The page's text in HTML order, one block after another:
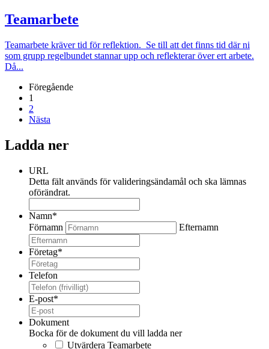
Teamarbete
Teamarbete kräver tid för reflektion. Se till att det finns tid där ni
som grupp regelbundet stannar upp och reflekterar över ert arbete.
Då...
Föregående
1
2
Nästa
Ladda ner
URL
Detta fält används för valideringsändamål och ska lämnas
oförändrat.
Namn*
Förnamn
Efternamn
Företag*
Telefon
E-post*
Dokument
Bocka för de dokument du vill ladda ner
Utvärdera Teamarbete